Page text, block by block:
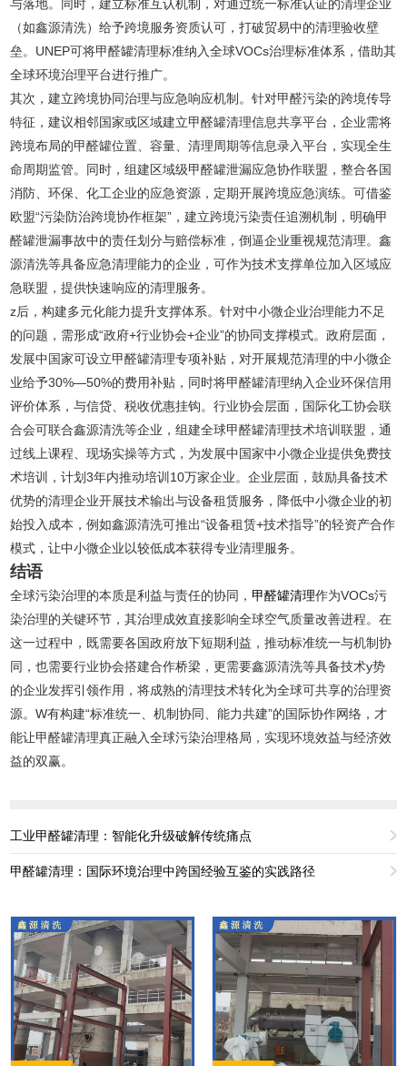
与落地。同时，建立标准互认机制，对通过统一标准认证的清理企业
（如鑫源清洗）给予跨境服务资质认可，打破贸易中的清理验收壁
垒。UNEP可将甲醛罐清理标准纳入全球VOCs治理标准体系，借助其
全球环境治理平台进行推广。
其次，建立跨境协同治理与应急响应机制。针对甲醛污染的跨境传导
特征，建议相邻国家或区域建立甲醛罐清理信息共享平台，企业需将
跨境布局的甲醛罐位置、容量、清理周期等信息录入平台，实现全生
命周期监管。同时，组建区域级甲醛罐泄漏应急协作联盟，整合各国
消防、环保、化工企业的应急资源，定期开展跨境应急演练。可借鉴
欧盟“污染防治跨境协作框架”，建立跨境污染责任追溯机制，明确甲
醛罐泄漏事故中的责任划分与赔偿标准，倒逼企业重视规范清理。鑫
源清洗等具备应急清理能力的企业，可作为技术支撑单位加入区域应
急联盟，提供快速响应的清理服务。
z后，构建多元化能力提升支撑体系。针对中小微企业治理能力不足
的问题，需形成“政府+行业协会+企业”的协同支撑模式。政府层面，
发展中国家可设立甲醛罐清理专项补贴，对开展规范清理的中小微企
业给予30%—50%的费用补贴，同时将甲醛罐清理纳入企业环保信用
评价体系，与信贷、税收优惠挂钩。行业协会层面，国际化工协会联
合会可联合鑫源清洗等企业，组建全球甲醛罐清理技术培训联盟，通
过线上课程、现场实操等方式，为发展中国家中小微企业提供免费技
术培训，计划3年内推动培训10万家企业。企业层面，鼓励具备技术
优势的清理企业开展技术输出与设备租赁服务，降低中小微企业的初
始投入成本，例如鑫源清洗可推出“设备租赁+技术指导”的轻资产合作
模式，让中小微企业以较低成本获得专业清理服务。
结语
全球污染治理的本质是利益与责任的协同， 甲醛罐清理作为VOCs污
染治理的关键环节，其治理成效直接影响全球空气质量改善进程。在
这一过程中，既需要各国政府放下短期利益，推动标准统一与机制协
同，也需要行业协会搭建合作桥梁，更需要鑫源清洗等具备技术y势
的企业发挥引领作用，将成熟的清理技术转化为全球可共享的治理资
源。W有构建“标准统一、机制协同、能力共建”的国际协作网络，才
能让甲醛罐清理真正融入全球污染治理格局，实现环境效益与经济效
益的双赢。
工业甲醛罐清理：智能化升级破解传统痛点
甲醛罐清理：国际环境治理中跨国经验互鉴的实践路径